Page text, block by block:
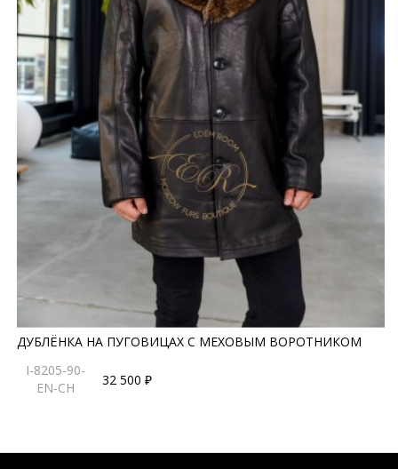
ДУБЛЁНКА НА ПУГОВИЦАХ С МЕХОВЫМ ВОРОТНИКОМ
I-8205-90-
EN-CH
32 500 ₽